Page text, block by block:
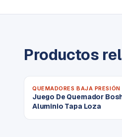
Productos
QUEMADORES BAJA PRESIÓN
Juego De Quemador
Aluminio Tapa Loza